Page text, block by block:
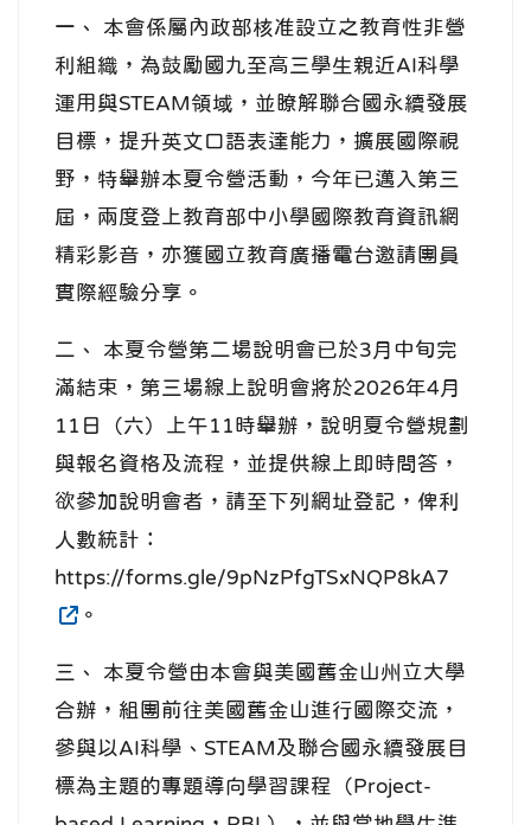
一、 本會係屬內政部核准設立之教育性非營
利組織，為鼓勵國九至高三學生親近AI科學
運用與STEAM領域，並瞭解聯合國永續發展
目標，提升英文口語表達能力，擴展國際視
野，特舉辦本夏令營活動，今年已邁入第三
屆，兩度登上教育部中小學國際教育資訊網
精彩影音，亦獲國立教育廣播電台邀請團員
實際經驗分享。
二、 本夏令營第二場說明會已於3月中旬完
滿結束，第三場線上說明會將於2026年4月
11日（六）上午11時舉辦，說明夏令營規劃
與報名資格及流程，並提供線上即時問答，
欲參加說明會者，請至下列網址登記，俾利
人數統計：
https://forms.gle/9pNzPfgTSxNQP8kA7
。
三、 本夏令營由本會與美國舊金山州立大學
合辦，組團前往美國舊金山進行國際交流，
參與以AI科學、STEAM及聯合國永續發展目
標為主題的專題導向學習課程（Project-